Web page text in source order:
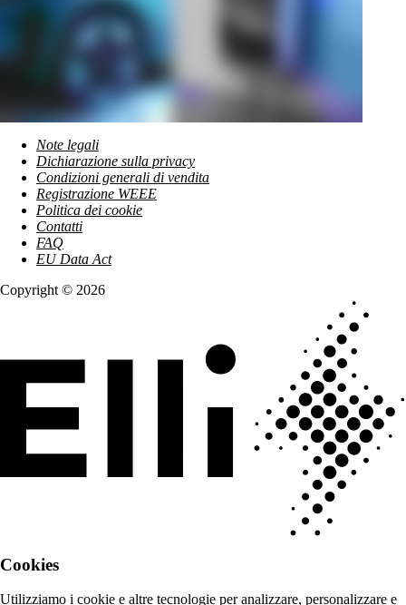
Note legali
Dichiarazione sulla privacy
Condizioni generali di vendita
Registrazione WEEE
Politica dei cookie
Contatti
FAQ
EU Data Act
Copyright © 2026
Cookies
Utilizziamo i cookie e altre tecnologie per analizzare, personalizzare e